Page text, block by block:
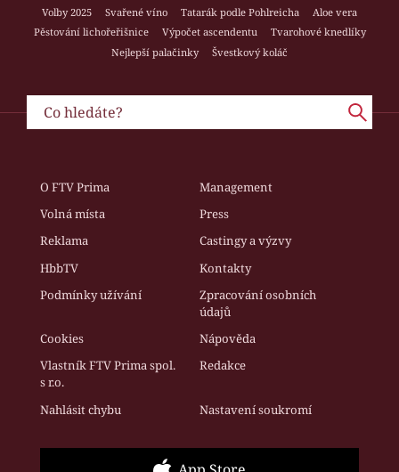
Volby 2025
Svařené víno Tatarák podle Pohlreicha
Aloe vera
Pěstování lichořeřišnice
Výpočet ascendentu
Tvarohové knedlíky
Nejlepší palačinky
Švestkový koláč
O FTV Prima
Management
Volná místa
Press
Reklama
Castingy a výzvy
HbbTV
Kontakty
Podmínky užívání
Zpracování osobních
údajů
Cookies
Nápověda
Vlastník FTV Prima spol.
s r.o.
Redakce
Nahlásit chybu Nastavení soukromí